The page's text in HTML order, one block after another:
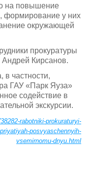
на повышение
формирование у них
окружающей
прокуратуры
Кирсанов.
в частности,
ГАУ «Парк Яуза»
содействие в
экскурсии.
rabotniki-prokuraturyi-
posvyaschennyih-
vsemirnomu-dnyu.html